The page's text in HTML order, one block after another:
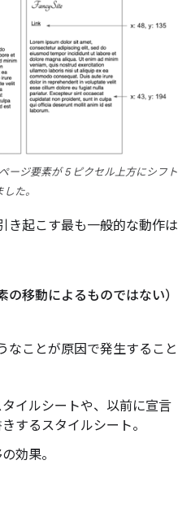
ージ要素が 5 ピクセル上方にシフト
した。
き起こす最も一般的な動作は
移動によるものではない）
なことが原因で発生すること
イルシートや、以前に宣言
するスタイルシート。
効果。